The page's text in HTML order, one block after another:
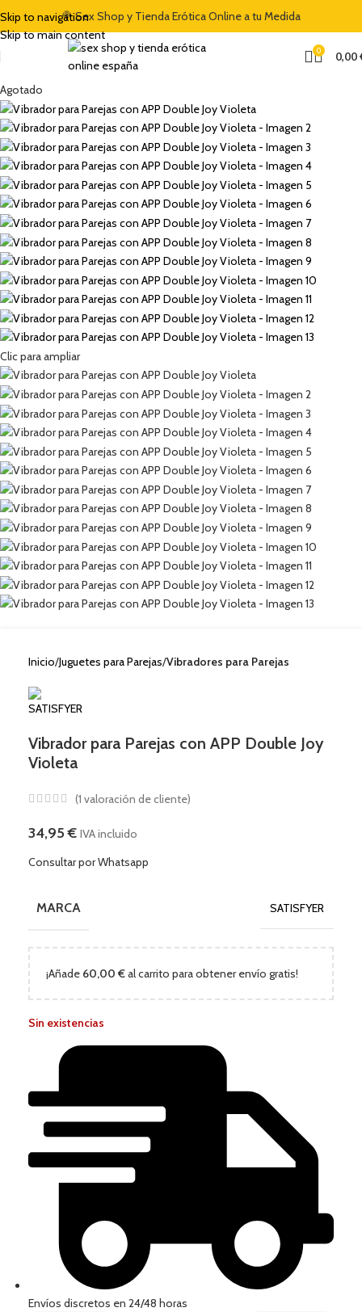
Skip to navigation
Skip to main content
🍭 Sex Shop y Tienda Erótica Online a tu Medida
0 0,00
Agotado
Clic para ampliar
Inicio Juguetes para Parejas Vibradores para Parejas
Vibrador para Parejas con APP Double Joy
Violeta
(1 valoración de cliente)
34,95€ IVA incluido
Consultar por Whatsapp
MARCA SATISFYER
¡Añade 60,00 €al carrito para obtener envío gratis!
Sin existencias
Envíos discretos en 24/48 horas